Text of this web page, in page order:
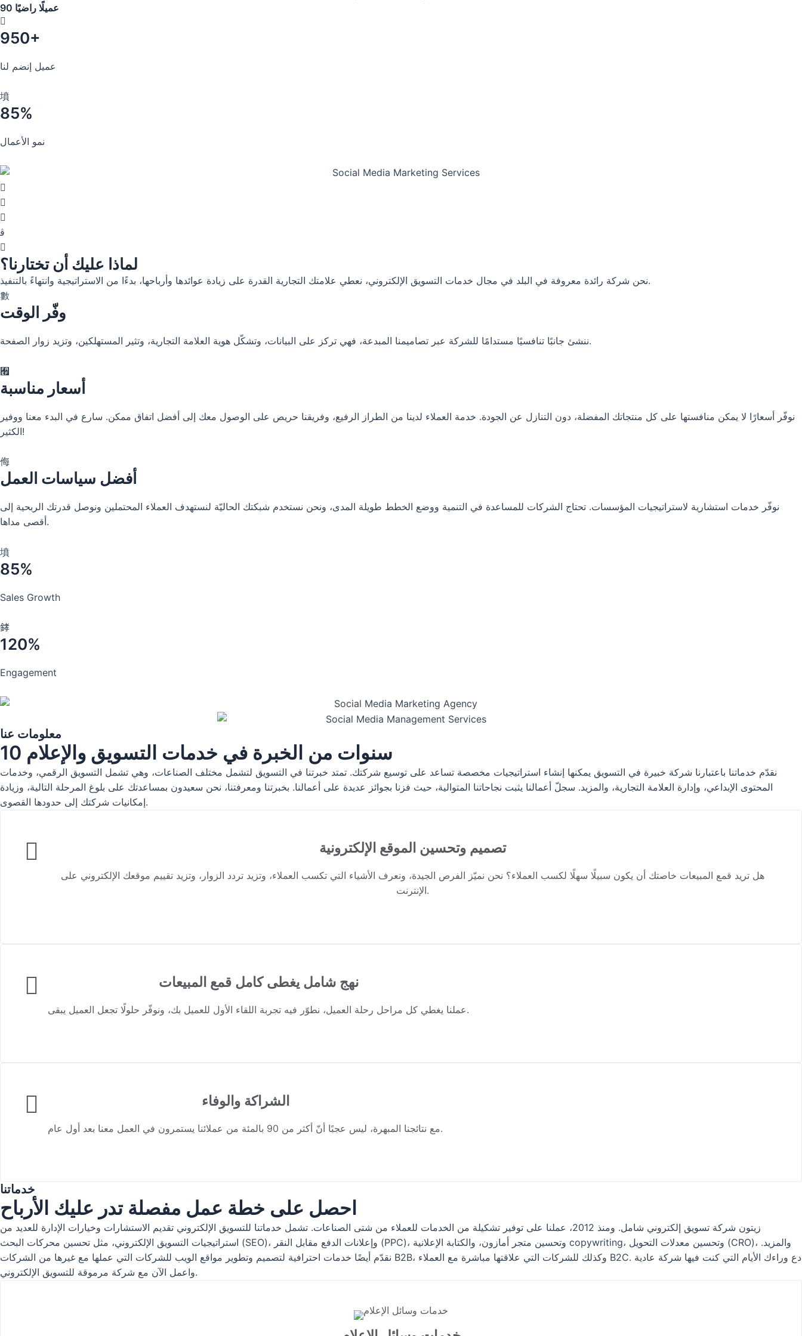
90 عميلًا راضيًا
950+
عميل إنضم لنا
85%
نمو الأعمال
لماذا عليك أن تختارنا؟
نحن شركة رائدة معروفة في البلد في مجال خدمات التسويق الإلكتروني، نعطي علامتك التجارية القدرة على زيادة عوائدها وأرباحها، بدءًا من الاستراتيجية وانتهاءً بالتنفيذ.
وفّر الوقت
ننشئ جانبًا تنافسيًا مستدامًا للشركة عبر تصاميمنا المبدعة، فهي تركز على البيانات، وتشكّل هوية العلامة التجارية، وتثير المستهلكين، وتزيد زوار الصفحة.
أسعار مناسبة
نوفّر أسعارًا لا يمكن منافستها على كل منتجاتك المفضلة، دون التنازل عن الجودة. خدمة العملاء لدينا من الطراز الرفيع، وفريقنا حريص على الوصول معك إلى أفضل اتفاق ممكن. سارع في البدء معنا ووفير
الكثير!
أفضل سياسات العمل
نوفّر خدمات استشارية لاستراتيجيات المؤسسات. تحتاج الشركات للمساعدة في التنمية ووضع الخطط طويلة المدى، ونحن نستخدم شبكتك الحاليّة لنستهدف العملاء المحتملين ونوصل قدرتك الربحية إلى
أقصى مداها.
85%
Sales Growth
120%
Engagement
معلومات عنا
10 سنوات من الخبرة في خدمات التسويق والإعلام
نقدّم خدماتنا باعتبارنا شركة خبيرة في التسويق يمكنها إنشاء استراتيجيات مخصصة تساعد على توسيع شركتك. تمتد خبرتنا في التسويق لتشمل مختلف الصناعات، وهي تشمل التسويق الرقمي، وخدمات
المحتوى الإبداعي، وإدارة العلامة التجارية، والمزيد. سجلّ أعمالنا يثبت نجاحاتنا المتوالية، حيث فزنا بجوائز عديدة على أعمالنا. بخبرتنا ومعرفتنا، نحن سعيدون بمساعدتك على بلوغ المرحلة التالية، وزيادة
إمكانيات شركتك إلى حدودها القصوى.
تصميم وتحسين الموقع الإلكترونية
هل تريد قمع المبيعات خاصتك أن يكون سبيلًا سهلًا لكسب العملاء؟ نحن نميّز الفرص الجيدة، ونعرف الأشياء التي تكسب العملاء، وتزيد تردد الزوار، وتزيد تقييم موقعك الإلكتروني على
الإنترنت.
نهج شامل يغطى كامل قمع المبيعات
عملنا يغطي كل مراحل رحلة العميل، نطوّر فيه تجربة اللقاء الأول للعميل بك، ونوفّر حلولًا تجعل العميل يبقى.
الشراكة والوفاء
مع نتائجنا المبهرة، ليس عجبًا أنّ أكثر من 90 بالمئة من عملائنا يستمرون في العمل معنا بعد أول عام.
خدماتنا
احصل على خطة عمل مفصلة تدر عليك الأرباح
زيتون شركة تسويق إلكتروني شامل. ومنذ 2012، عملنا على توفير تشكيلة من الخدمات للعملاء من شتى الصناعات. تشمل خدماتنا للتسويق الإلكتروني تقديم الاستشارات وخيارات الإدارة للعديد من
استراتيجيات التسويق الإلكتروني، مثل تحسين محركات البحث (SEO)، وإعلانات الدفع مقابل النقر (PPC)، وتحسين متجر أمازون، والكتابة الإعلانية copywriting، وتحسين معدلات التحويل (CRO)، والمزيد.
نقدّم أيضًا خدمات احترافية لتصميم وتطوير مواقع الويب للشركات التي عملها مع غيرها من الشركات B2B، وكذلك للشركات التي علاقتها مباشرة مع العملاء B2C. دع وراءك الأيام التي كنت فيها شركة عادية
واعمل الآن مع شركة مرموقة للتسويق الإلكتروني.